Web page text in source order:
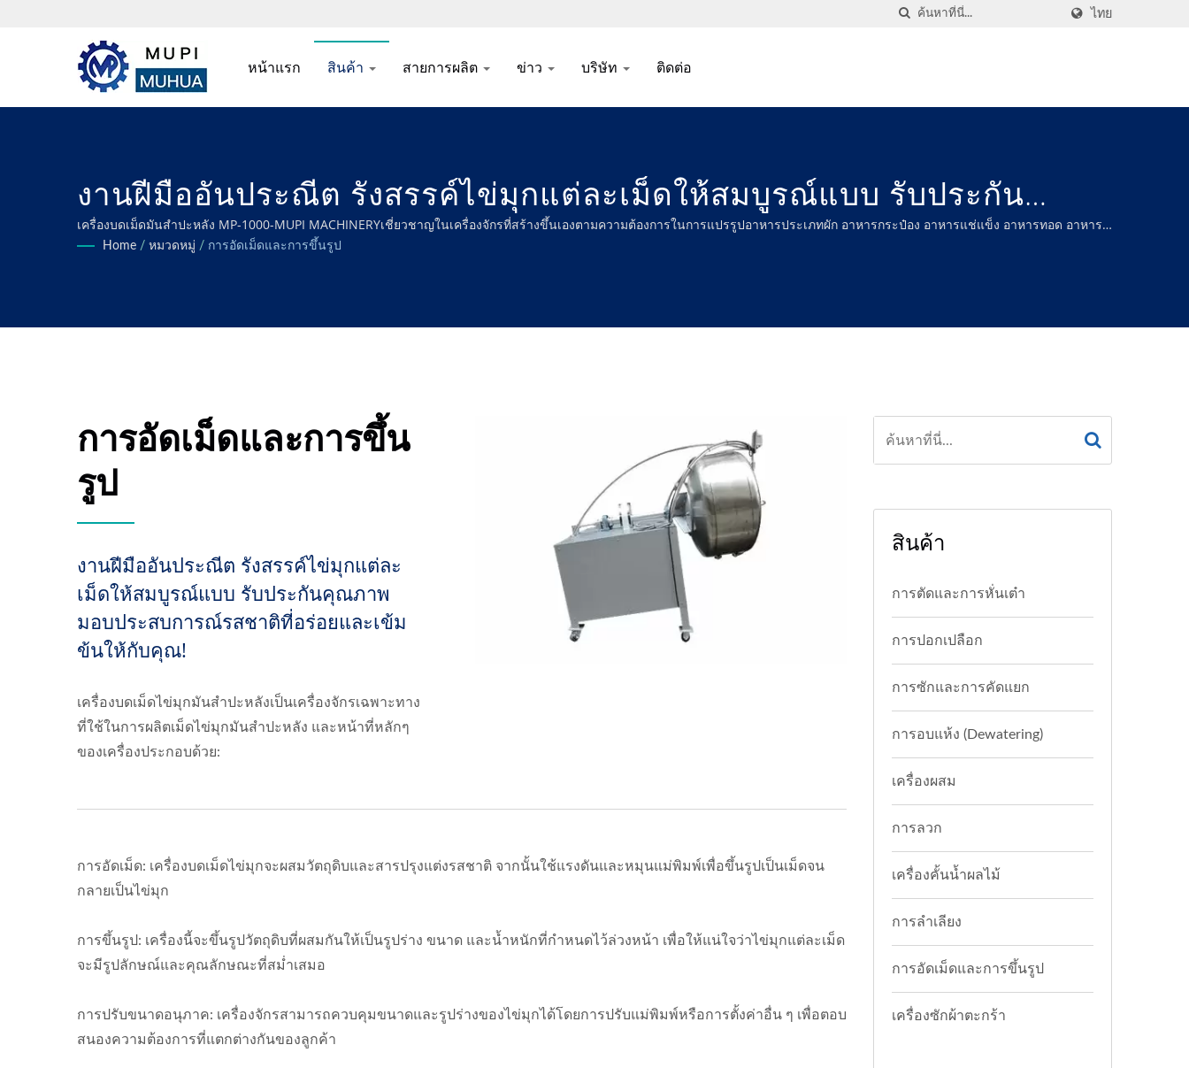
ไทย
หน้าแรก สินค้า สายการผลิต ข่าว บริษัท ติดต่อ
งานฝีมืออันประณีต รังสรรค์ไข่มุกแต่ละเม็ดให้สมบูรณ์แบบ รับประกัน
คุณภาพ มอบประสบการณ์รสชาติที่อร่อยและเข้มข้นให้กับคุณ!| การแปรรูป
เครื่องบดเม็ดมันสำปะหลัง MP-1000-MUPI MACHINERYเชี่ยวชาญในเครื่องจักรที่สร้างขึ้นเองตามความต้องการในการแปรรูปอาหารประเภทผัก อาหารกระป๋อง อาหารแช่แข็ง อาหารทอด อาหาร
แห้ง และอาหารแห้ง เพื่อให้มั่นใจถึงประสิทธิภาพที่เหมาะสมที่สุดและคุณภาพที่เหนือกว่า
Home / หมวดหมู่ / การอัดเม็ดและการขึ้นรูป
การอัดเม็ดและการขึ้น
รูป
งานฝีมืออันประณีต รังสรรค์ไข่มุกแต่ละ
เม็ดให้สมบูรณ์แบบ รับประกันคุณภาพ
มอบประสบการณ์รสชาติที่อร่อยและเข้ม
ข้นให้กับคุณ!
เครื่องบดเม็ดไข่มุกมันสำปะหลังเป็นเครื่องจักรเฉพาะทาง
ที่ใช้ในการผลิตเม็ดไข่มุกมันสำปะหลัง และหน้าที่หลักๆ
ของเครื่องประกอบด้วย:
การอัดเม็ด: เครื่องบดเม็ดไข่มุกจะผสมวัตถุดิบและสารปรุงแต่งรสชาติ จากนั้นใช้แรงดันและหมุนแม่พิมพ์เพื่อขึ้นรูปเป็นเม็ดจน
กลายเป็นไข่มุก
การขึ้นรูป: เครื่องนี้จะขึ้นรูปวัตถุดิบที่ผสมกันให้เป็นรูปร่าง ขนาด และน้ำหนักที่กำหนดไว้ล่วงหน้า เพื่อให้แน่ใจว่าไข่มุกแต่ละเม็ด
จะมีรูปลักษณ์และคุณลักษณะที่สม่ำเสมอ
การปรับขนาดอนุภาค: เครื่องจักรสามารถควบคุมขนาดและรูปร่างของไข่มุกได้โดยการปรับแม่พิมพ์หรือการตั้งค่าอื่น ๆ เพื่อตอบ
สนองความต้องการที่แตกต่างกันของลูกค้า
สินค้า
การตัดและการหั่นเต๋า
การปอกเปลือก
การซักและการคัดแยก
การอบแห้ง (Dewatering)
เครื่องผสม
การลวก
เครื่องคั้นน้ำผลไม้
การลำเลียง
การอัดเม็ดและการขึ้นรูป
เครื่องซักผ้าตะกร้า